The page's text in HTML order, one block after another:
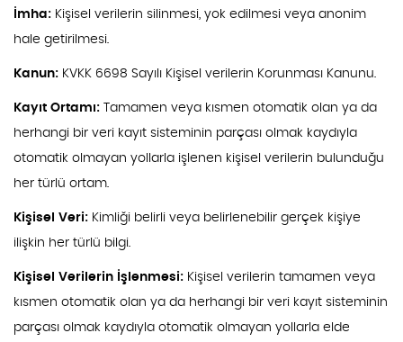
İmha: Kişisel verilerin silinmesi, yok edilmesi veya anonim
hale getirilmesi.
Kanun: KVKK 6698 Sayılı Kişisel verilerin Korunması Kanunu.
Kayıt Ortamı:
Tamamen veya kısmen otomatik olan ya da
herhangi bir veri kayıt sisteminin parçası olmak kaydıyla
otomatik olmayan yollarla işlenen kişisel verilerin bulunduğu
her türlü ortam.
Kişisel Veri: Kimliği belirli veya belirlenebilir gerçek kişiye
ilişkin her türlü bilgi.
Kişisel Verilerin İşlenmesi: Kişisel verilerin tamamen veya
kısmen otomatik olan ya da herhangi bir veri kayıt sisteminin
parçası olmak kaydıyla otomatik olmayan yollarla elde